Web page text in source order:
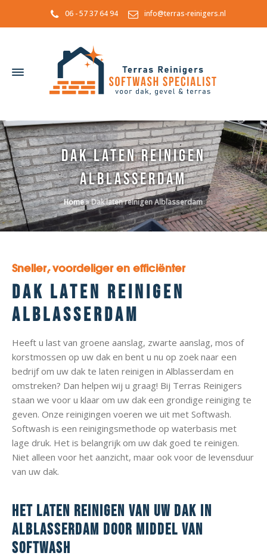
06 - 57 37 64 94 info@terras-reinigers.nl
Dak laten reinigen
Alblasserdam
Home»Dak laten reinigen Alblasserdam
Sneller, voordeliger en efficiënter
Dak laten reinigen
Alblasserdam
Heeft u last van groene aanslag, zwarte aanslag, mos of
korstmossen op uw dak en bent u nu op zoek naar een
bedrijf om uw dak te laten reinigen in Alblasserdam en
omstreken? Dan helpen wij u graag! Bij Terras Reinigers
staan we voor u klaar om uw dak een grondige reiniging te
geven. Onze reinigingen voeren we uit met Softwash.
Softwash is een reinigingsmethode op waterbasis met
lage druk. Het is belangrijk om uw dak goed te reinigen.
Niet alleen voor het aanzicht, maar ook voor de levensduur
van uw dak.
Het laten reinigen van uw dak in
Alblasserdam door middel van
softwash